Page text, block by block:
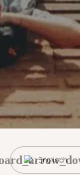
Englisch